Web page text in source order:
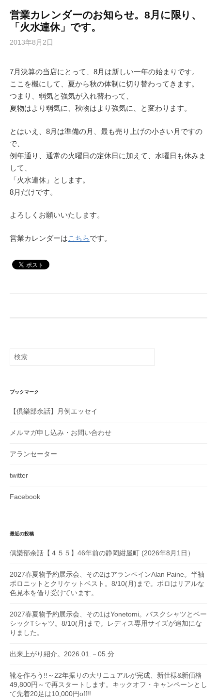
営業カレンダーのお知らせ。8月に限り、
「火水連休」です。
2013年8月2日
7月決算の当店にとって、8月は新しい一年の始まりです。
ここを機にして、夏から秋の体制に切り替わってきます。
つまり、弱気と強気が入れ替わって、
夏物はより弱気に、秋物はより強気に、と変わります。
とはいえ、8月は準備の月、最も売り上げの小さい月ですの
で、
例年通り、通常の火曜日の定休日に加えて、水曜日も休みま
して、
「火水連休」とします。
8月だけです。
よろしくお願いいたします。
営業カレンダーはこちらです。
検
索:
ブックマーク
【倶樂部余話】月例エッセイ
メルマガ申し込み・お問い合わせ
アランセーター
twitter
Facebook
最近の投稿
倶樂部余話【４５５】46年前の静岡紺屋町 (2026年8月1日）
2027春夏物予約展示会、その2はアランペインAlan Paine。半袖
ポロニットとクリケットベスト。8/10(月)まで。ポロはリアルな
色見本を借り受けています。
2027春夏物予約展示会、その1はYonetomi。バスクシャツとベー
シックTシャツ。8/10(月)まで。レディス専用サイズが追加にな
りました。
出来上がり紹介。2026.01.－05.分
靴を作ろう!!～22年振りの大リニュアルが完成、新仕様&新価格
49,800円～で再スタートします。キックオフ・キャンペーンとし
て先着20足は10,000円off!!